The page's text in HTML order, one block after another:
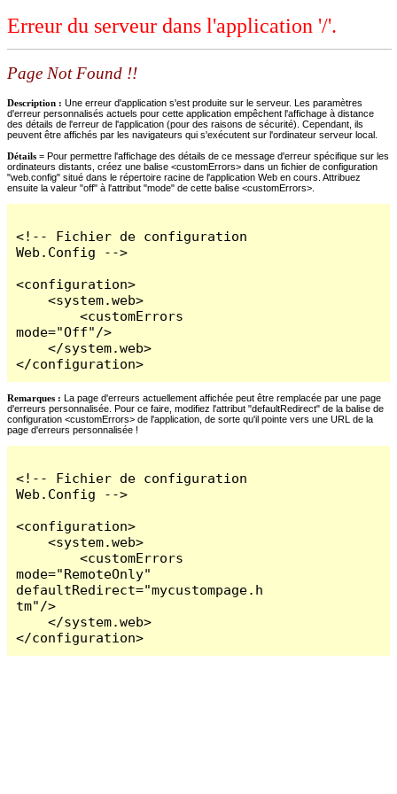
Erreur du serveur dans l'application '/'.
Page Not Found !!
Description : Une erreur d'application s'est produite sur le serveur. Les paramètres
d'erreur personnalisés actuels pour cette application empêchent l'affichage à distance
des détails de l'erreur de l'application (pour des raisons de sécurité). Cependant, ils
peuvent être affichés par les navigateurs qui s'exécutent sur l'ordinateur serveur local.
Détails = Pour permettre l'affichage des détails de ce message d'erreur spécifique sur les
ordinateurs distants, créez une balise <customErrors> dans un fichier de configuration
"web.config" situé dans le répertoire racine de l'application Web en cours. Attribuez
ensuite la valeur "off" à l'attribut "mode" de cette balise <customErrors>.
<!-- Fichier de configuration
Web.Config -->
<configuration>
    <system.web>
        <customErrors
mode="Off"/>
    </system.web>
</configuration>
Remarques : La page d'erreurs actuellement affichée peut être remplacée par une page
d'erreurs personnalisée. Pour ce faire, modifiez l'attribut "defaultRedirect" de la balise de
configuration <customErrors> de l'application, de sorte qu'il pointe vers une URL de la
page d'erreurs personnalisée !
<!-- Fichier de configuration
Web.Config -->
<configuration>
    <system.web>
        <customErrors
mode="RemoteOnly"
defaultRedirect="mycustompage.h
tm"/>
    </system.web>
</configuration>